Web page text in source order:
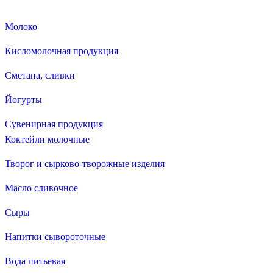
Молоко
Кисломолочная продукция
Сметана, сливки
Йогурты
Сувенирная продукция
Коктейли молочные
Творог и сырково-творожные изделия
Масло сливочное
Сыры
Напитки сывороточные
Вода питьевая